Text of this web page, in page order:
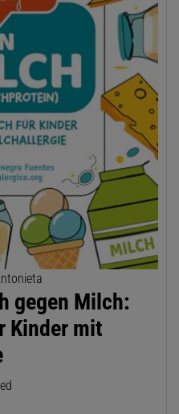
gegen Milch:
Kinder mit